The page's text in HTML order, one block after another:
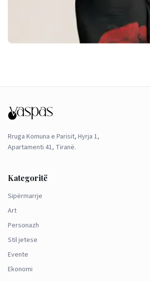
Rruga Komuna e Parisit, Hyrja 1,
Apartamenti 41, Tiranë.
Kategoritë
Sipërmarrje
Art
Personazh
Stil jetese
Evente
Ekonomi